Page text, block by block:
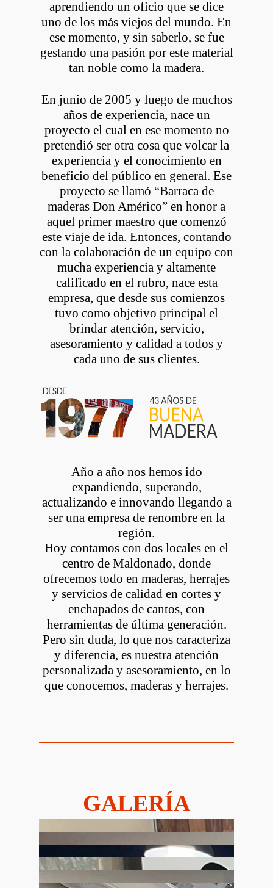
aprendiendo un oficio que se dice
uno de los más viejos del mundo. En
ese momento, y sin saberlo, se fue
gestando una pasión por este material
tan noble como la madera.
En junio de 2005 y luego de muchos
años de experiencia, nace un
proyecto el cual en ese momento no
pretendió ser otra cosa que volcar la
experiencia y el conocimiento en
beneficio del público en general. Ese
proyecto se llamó “Barraca de
maderas Don Américo” en honor a
aquel primer maestro que comenzó
este viaje de ida. Entonces, contando
con la colaboración de un equipo con
mucha experiencia y altamente
calificado en el rubro, nace esta
empresa, que desde sus comienzos
tuvo como objetivo principal el
brindar atención, servicio,
asesoramiento y calidad a todos y
cada uno de sus clientes.
Año a año nos hemos ido
expandiendo, superando,
actualizando e innovando llegando a
ser una empresa de renombre en la
región.
Hoy contamos con dos locales en el
centro de Maldonado, donde
ofrecemos todo en maderas, herrajes
y servicios de calidad en cortes y
enchapados de cantos, con
herramientas de última generación.
Pero sin duda, lo que nos caracteriza
y diferencia, es nuestra atención
personalizada y asesoramiento, en lo
que conocemos, maderas y herrajes.
GALERÍA